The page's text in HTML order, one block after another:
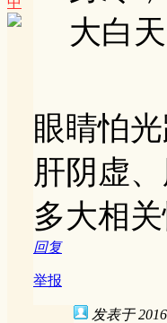
大白
眼睛怕
肝阴虚
多大相关
回复
举报
发表于